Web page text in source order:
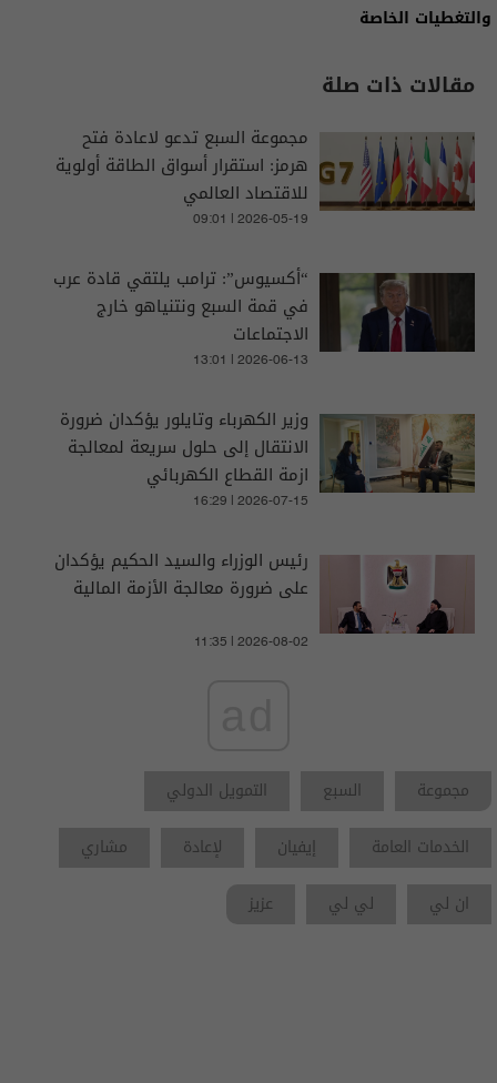
والتغطيات الخاصة
مقالات ذات صلة
مجموعة السبع تدعو لاعادة فتح
هرمز: استقرار أسواق الطاقة أولوية
للاقتصاد العالمي
09:01 | 2026-05-19
“أكسيوس”: ترامب يلتقي قادة عرب
في قمة السبع ونتنياهو خارج
الاجتماعات
13:01 | 2026-06-13
وزير الكهرباء وتايلور يؤكدان ضرورة
الانتقال إلى حلول سريعة لمعالجة
ازمة القطاع الكهربائي
16:29 | 2026-07-15
رئيس الوزراء والسيد الحكيم يؤكدان
على ضرورة معالجة الأزمة المالية
11:35 | 2026-08-02
مجموعة السبع
التمويل الدولي
الخدمات العامة
إيفيان ﻹعادة
مشاري
ان لي
لي لي عزيز